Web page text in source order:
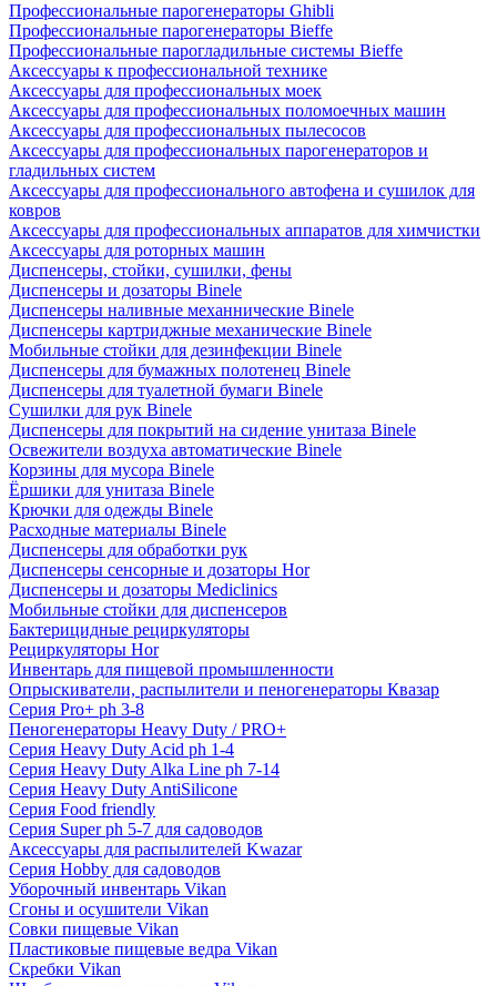
Профессиональные парогенераторы Ghibli
Профессиональные парогенераторы Bieffe
Профессиональные парогладильные системы Bieffe
Аксессуары к профессиональной технике
Аксессуары для профессиональных моек
Аксессуары для профессиональных поломоечных машин
Аксессуары для профессиональных пылесосов
Аксессуары для профессиональных парогенераторов и
гладильных систем
Аксессуары для профессионального автофена и сушилок для
ковров
Аксессуары для профессиональных аппаратов для химчистки
Аксессуары для роторных машин
Диспенсеры, стойки, сушилки, фены
Диспенсеры и дозаторы Binele
Диспенсеры наливные механнические Binele
Диспенсеры картриджные механические Binele
Мобильные стойки для дезинфекции Binele
Диспенсеры для бумажных полотенец Binele
Диспенсеры для туалетной бумаги Binele
Сушилки для рук Binele
Диспенсеры для покрытий на сидение унитаза Binele
Освежители воздуха автоматические Binele
Корзины для мусора Binele
Ёршики для унитаза Binele
Крючки для одежды Binele
Расходные материалы Binele
Диспенсеры для обработки рук
Диспенсеры сенсорные и дозаторы Hor
Диспенсеры и дозаторы Mediclinics
Мобильные стойки для диспенсеров
Бактерицидные рециркуляторы
Рециркуляторы Hor
Инвентарь для пищевой промышленности
Опрыскиватели, распылители и пеногенераторы Квазар
Серия Pro+ ph 3-8
Пеногенераторы Heavy Duty / PRO+
Серия Heavy Duty Acid ph 1-4
Серия Heavy Duty Alka Line ph 7-14
Серия Heavy Duty AntiSilicone
Серия Food friendly
Серия Super ph 5-7 для садоводов
Аксессуары для распылителей Kwazar
Серия Hobby для садоводов
Уборочный инвентарь Vikan
Сгоны и осушители Vikan
Совки пищевые Vikan
Пластиковые пищевые ведра Vikan
Скребки Vikan